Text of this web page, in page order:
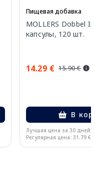
Пищевая добавка
MOLLERS Dobbel
капсулы, 120 шт.
14.29 € 15.90 €
В
Лучшая цена за 30 дней:
Регулярная цена: 31.79 €